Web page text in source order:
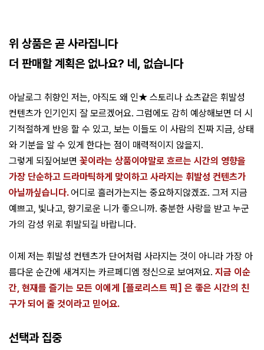
위 상품은 곧 사라집니다
더 판매할 계획은 없나요? 네, 없습니다
아날로그 취향인 저는, 아직도 왜 인★ 스토리나 쇼츠같은 휘발성
컨텐츠가 인기인지 잘 모르겠어요. 그럼에도 감히 예상해보면 더 시
기적절하게 반응 할 수 있고, 보는 이들도 이 사람의 진짜 지금, 상태
와 기분을 알 수 있게 한다는 점이 매력적이지 않을지.
그렇게 되짚어보면 꽃이라는 상품이야말로 흐르는 시간의 영향을
가장 단순하고 드라마틱하게 맞이하고 사라지는 휘발성 컨텐츠가
아닐까싶습니다. 어디로 흘러가는지는 중요하지않겠죠. 그저 지금
예쁘고, 빛나고, 향기로운 니가 좋으니까. 충분한 사랑을 받고 누군
가의 감성 위로 휘발되길 바랍니다.
이제 저는 휘발성 컨텐츠가 단어처럼 사라지는 것이 아니라 가장 아
름다운 순간에 새겨지는 카르페디엠 정신으로 보여져요. 지금 이순
간, 현재를 즐기는 모든 이에게 [플로리스트 픽] 은 좋은 시간의 친
구가 되어 줄 것이라고 믿어요.
선택과 집중